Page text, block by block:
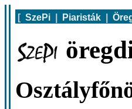
[ SzePi Piaristák